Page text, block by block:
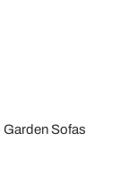
Garden Sofas